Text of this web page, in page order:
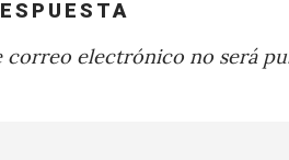
electrónico no será